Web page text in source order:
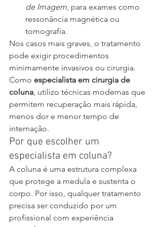
de Imagem, para exames como
ressonância magnética ou
tomografia.
Nos casos mais graves, o tratamento
pode exigir procedimentos
minimamente invasivos ou cirurgia.
Como especialista em cirurgia de
coluna, utilizo técnicas modernas que
permitem recuperação mais rápida,
menos dor e menor tempo de
internação.
Por que escolher um
especialista em coluna?
A coluna é uma estrutura complexa
que protege a medula e sustenta o
corpo. Por isso, qualquer tratamento
precisa ser conduzido por um
profissional com experiência